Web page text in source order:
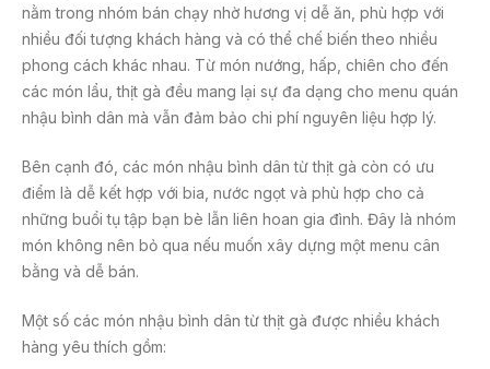
nằm trong nhóm bán chạy nhờ hương vị dễ ăn, phù hợp với
nhiều đối tượng khách hàng và có thể chế biến theo nhiều
phong cách khác nhau. Từ món nướng, hấp, chiên cho đến
các món lẩu, thịt gà đều mang lại sự đa dạng cho menu quán
nhậu bình dân mà vẫn đảm bảo chi phí nguyên liệu hợp lý.
Bên cạnh đó, các món nhậu bình dân từ thịt gà còn có ưu
điểm là dễ kết hợp với bia, nước ngọt và phù hợp cho cả
những buổi tụ tập bạn bè lẫn liên hoan gia đình. Đây là nhóm
món không nên bỏ qua nếu muốn xây dựng một menu cân
bằng và dễ bán.
Một số các món nhậu bình dân từ thịt gà được nhiều khách
hàng yêu thích gồm: